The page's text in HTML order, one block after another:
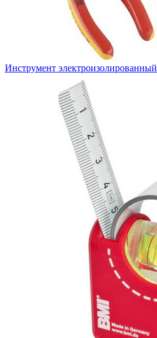
Инструмент электроизолированный